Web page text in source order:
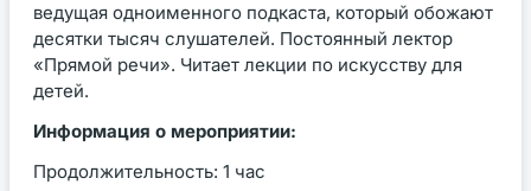
ведущая одноименного подкаста, который обожают
десятки тысяч слушателей. Постоянный лектор
«Прямой речи». Читает лекции по искусству для
детей.
Информация о мероприятии:
Продолжительность: 1 час